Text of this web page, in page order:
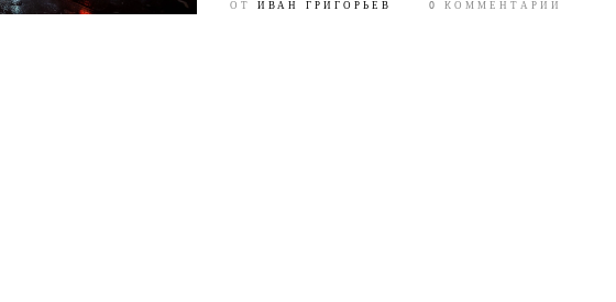
ОТ ИВАН ГРИГОРЬЕВ 0 КОММЕНТАРИИ